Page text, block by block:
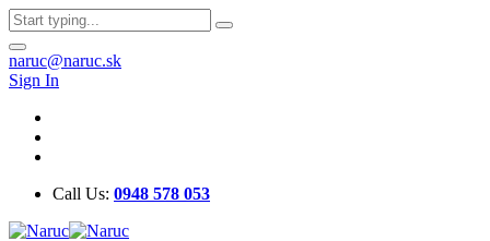
naruc@naruc.sk
Sign In
Call Us: 0948 578 053